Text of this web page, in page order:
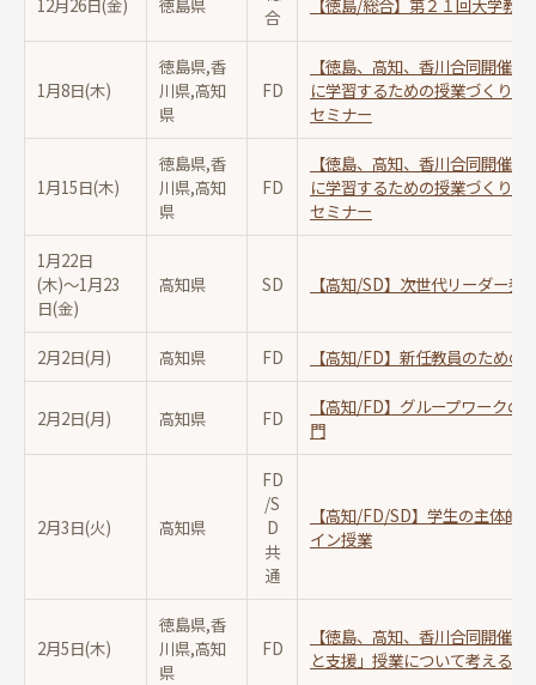
12月26日(金) 徳島県
合
【徳島/総合】第２１回大学教
1月8日(木)
徳島県,香
川県,高知
県
FD
【徳島、高知、香川合同開催/
に学習するための授業づくり
セミナー
1月15日(木)
徳島県,香
川県,高知
県
FD
【徳島、高知、香川合同開催/
に学習するための授業づくり
セミナー
1月22日
(木)〜1月23
日(金)
高知県 SD 【高知/SD】次世代リーダー養
2月2日(月) 高知県 FD 【高知/FD】新任教員のための
2月2日(月) 高知県 FD
【高知/FD】グループワーク
門
2月3日(火) 高知県
FD
/S
D
共
通
【高知/FD/SD】学生の主体的
イン授業
2月5日(木)
徳島県,香
川県,高知
県
FD
【徳島、高知、香川合同開催/
と支援」授業について考えるラ